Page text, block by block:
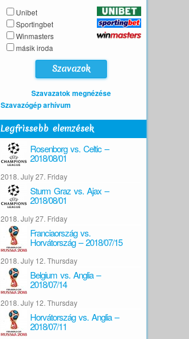
Unibet
Sportingbet
Winmasters
másik iroda
Szavazatok megnézése
Szavazógép arhívum
Legfrissebb elemzések
Rosenborg vs. Celtic –
2018/08/01
2018. July 27. Friday
Sturm Graz vs. Ajax –
2018/08/01
2018. July 27. Friday
Franciaország vs.
Horvátország – 2018/07/15
2018. July 12. Thursday
Belgium vs. Anglia –
2018/07/14
2018. July 12. Thursday
Horvátország vs. Anglia –
2018/07/11